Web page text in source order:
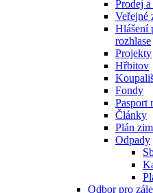
Prodej
Veřejné
Hlášení
rozhlase
Projekty
Hřbitov
Fondy
Pasport
Články
Plán
Odpady
Odbor pro